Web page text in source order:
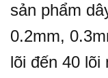
sản phẩm
0.2mm,
lõi đến 40 lõi